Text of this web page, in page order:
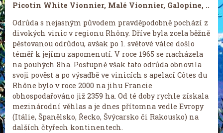
Picotin White Vionnier, Malé Vionnier, Galopine, ..
Odrůda s nejasným původem pravděpodobně pochází z
divokých vinic v regionu Rhôny. Dříve byla zcela běžně
pěstovanou odrůdou, avšak po 1. světové válce došlo
téměř k jejímu zapomenutí. V roce 1965 se nacházela
na pouhých 8ha. Postupně však tato odrůda obnovila
svoji pověst a po výsadbě ve vinicích s apelací Côtes du
Rhône bylo v roce 2000 na jihu Francie
obhospodařováno již 2359 ha. Od té doby rychle získala
mezinárodní věhlas a je dnes přítomna vedle Evropy
(Itálie, Španělsko, Řecko, Švýcarsko či Rakousko) na
dalších čtyřech kontinentech.